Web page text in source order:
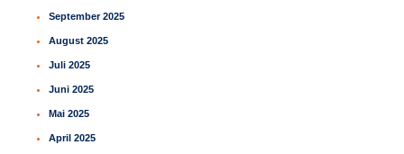
September 2025
August 2025
Juli 2025
Juni 2025
Mai 2025
April 2025